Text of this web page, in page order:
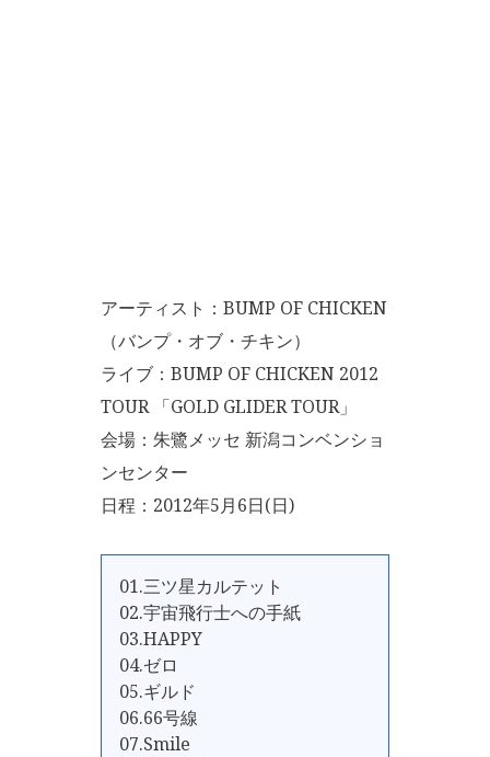
アーティスト：BUMP OF CHICKEN
（バンプ・オブ・チキン）
ライブ：BUMP OF CHICKEN 2012
TOUR 「GOLD GLIDER TOUR」
会場：朱鷺メッセ 新潟コンベンショ
ンセンター
日程：2012年5月6日(日)
01.三ツ星カルテット
02.宇宙飛行士への手紙
03.HAPPY
04.ゼロ
05.ギルド
06.66号線
07.Smile